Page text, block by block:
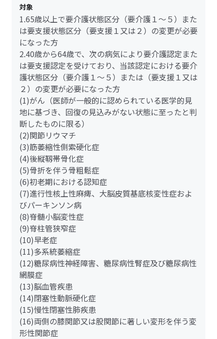
対象
1.65歳以上で要介護状態区分（要介護１～５）また
は要支援状態区分（要支援１又は２）の変更が必要
になった方
2.40歳から64歳で、次の病気により要介護認定また
は要支援認定を受けており、当該認定における要介
護状態区分（要介護１～５）または（要支援１又は
２）の変更が必要になった方
(1)がん（医師が一般的に認められている医学的見
地に基づき、回復の見込みがない状態に至ったと判
断したものに限る）
(2)関節リウマチ
(3)筋萎縮性側索硬化症
(4)後縦靱帯骨化症
(5)骨折を伴う骨粗鬆症
(6)初老期における認知症
(7)進行性核上性麻痺、大脳皮質基底核変性症およ
びパーキンソン病
(8)脊髄小脳変性症
(9)脊柱管狭窄症
(10)早老症
(11)多系統萎縮症
(12)糖尿病性神経障害、糖尿病性腎症及び糖尿病性
網膜症
(13)脳血管疾患
(14)閉塞性動脈硬化症
(15)慢性閉塞性肺疾患
(16)両側の膝関節又は股関節に著しい変形を伴う変
形性関節症